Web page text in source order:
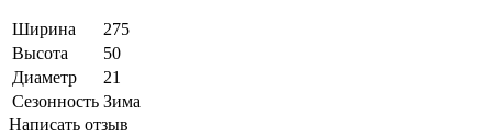
Ширина
275
Высота
50
Диаметр
21
Сезонность Зима
Написать отзыв